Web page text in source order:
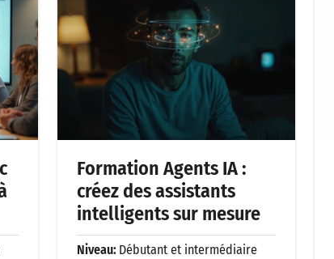
Formation Agents IA :
créez des assistants
intelligents sur mesure
Niveau: Débutant et intermédiaire